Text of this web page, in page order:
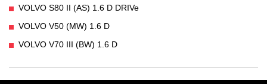
VOLVO S80 II (AS) 1.6 D DRIVe
VOLVO V50 (MW) 1.6 D
VOLVO V70 III (BW) 1.6 D